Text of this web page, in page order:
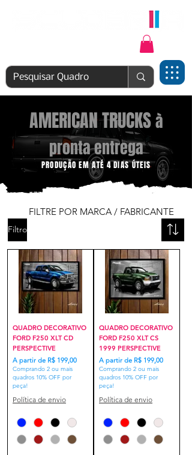
PRODUÇÃO EM ATÉ 4 DIAS ÚTEIS
AMERICAN TRUCKSà
pronta entrega
Filtro
QUADRO DECORATIVO
FORD F250 XLT CD
PERSPECTIVE
A partir de R$ 199,00
Preço promocional
Comprando 2 ou mais
quadros 10% OFF por
peça!
Política de envio
QUADRO DECORATIVO
FORD F250 XLT CS
1999 PERSPECTIVE
A partir de R$ 199,00
Preço promocional
Comprando 2 ou mais
quadros 10% OFF por
peça!
Política de envio
FILTRE POR MARCA / FABRICANTE